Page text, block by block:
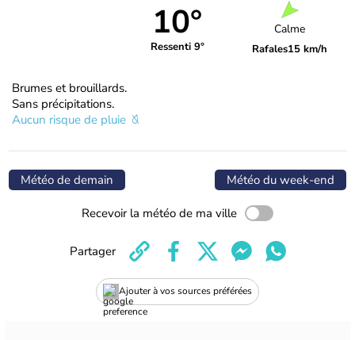
10°
Ressenti 9°
Calme
Rafales15 km/h
Brumes et brouillards.
Sans précipitations.
Aucun risque de pluie
Météo de demain Météo du week-end
Recevoir la météo de ma ville
Ajouter à vos sources préférées
Partager